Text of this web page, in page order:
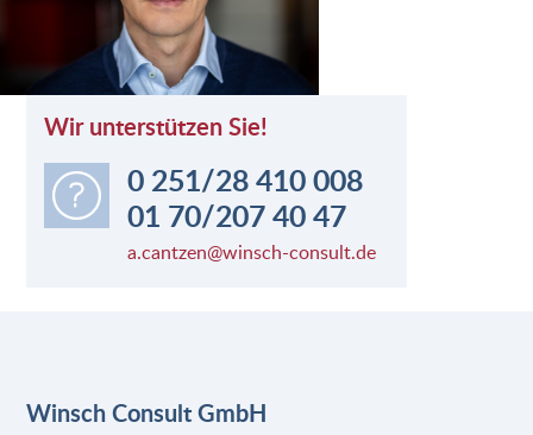
Wir unterstützen Sie!
0 251/28 410 008
01 70/207 40 47
a.cantzen@winsch-consult.de
Winsch Consult GmbH